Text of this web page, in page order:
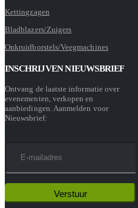
Kettingzagen
Bladblazers/Zuigers
Onkruidborstels/Veegmachines
INSCHRIJVEN NIEUWSBRIEF
Ontvang de laatste informatie over
evenementen, verkopen en
aanbiedingen. Aanmelden voor
Nieuwsbrief: